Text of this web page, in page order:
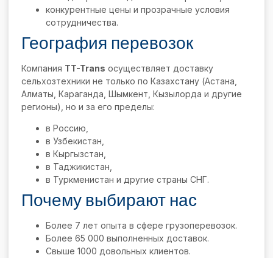
конкурентные цены и прозрачные условия
сотрудничества.
География перевозок
Компания TT-Trans осуществляет доставку
сельхозтехники не только по Казахстану (Астана,
Алматы, Караганда, Шымкент, Кызылорда и другие
регионы), но и за его пределы:
в Россию,
в Узбекистан,
в Кыргызстан,
в Таджикистан,
в Туркменистан и другие страны СНГ.
Почему выбирают нас
Более 7 лет опыта в сфере грузоперевозок.
Более 65 000 выполненных доставок.
Свыше 1000 довольных клиентов.